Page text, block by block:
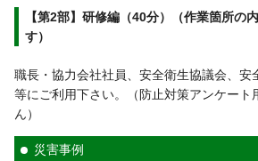
【第2部】研修編（40分）（作業箇所の
す）
職長・協力会社社員、安全衛生協議会、安
等にご利用下さい。（防止対策アンケート
ん）
災害事例